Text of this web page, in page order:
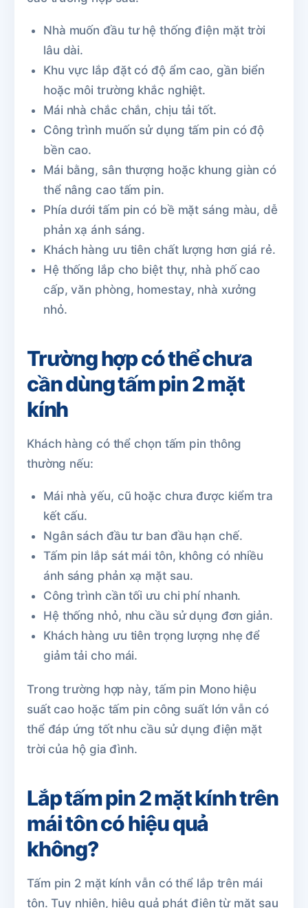
Nhà muốn đầu tư hệ thống điện mặt trời
lâu dài.
Khu vực lắp đặt có độ ẩm cao, gần biển
hoặc môi trường khắc nghiệt.
Mái nhà chắc chắn, chịu tải tốt.
Công trình muốn sử dụng tấm pin có độ
bền cao.
Mái bằng, sân thượng hoặc khung giàn có
thể nâng cao tấm pin.
Phía dưới tấm pin có bề mặt sáng màu, dễ
phản xạ ánh sáng.
Khách hàng ưu tiên chất lượng hơn giá rẻ.
Hệ thống lắp cho biệt thự, nhà phố cao
cấp, văn phòng, homestay, nhà xưởng
nhỏ.
Trường hợp có thể chưa
cần dùng tấm pin 2 mặt
kính
Khách hàng có thể chọn tấm pin thông
thường nếu:
Mái nhà yếu, cũ hoặc chưa được kiểm tra
kết cấu.
Ngân sách đầu tư ban đầu hạn chế.
Tấm pin lắp sát mái tôn, không có nhiều
ánh sáng phản xạ mặt sau.
Công trình cần tối ưu chi phí nhanh.
Hệ thống nhỏ, nhu cầu sử dụng đơn giản.
Khách hàng ưu tiên trọng lượng nhẹ để
giảm tải cho mái.
Trong trường hợp này, tấm pin Mono hiệu
suất cao hoặc tấm pin công suất lớn vẫn có
thể đáp ứng tốt nhu cầu sử dụng điện mặt
trời của hộ gia đình.
Lắp tấm pin 2 mặt kính trên
mái tôn có hiệu quả
không?
Tấm pin 2 mặt kính vẫn có thể lắp trên mái
tôn. Tuy nhiên, hiệu quả phát điện từ mặt sau